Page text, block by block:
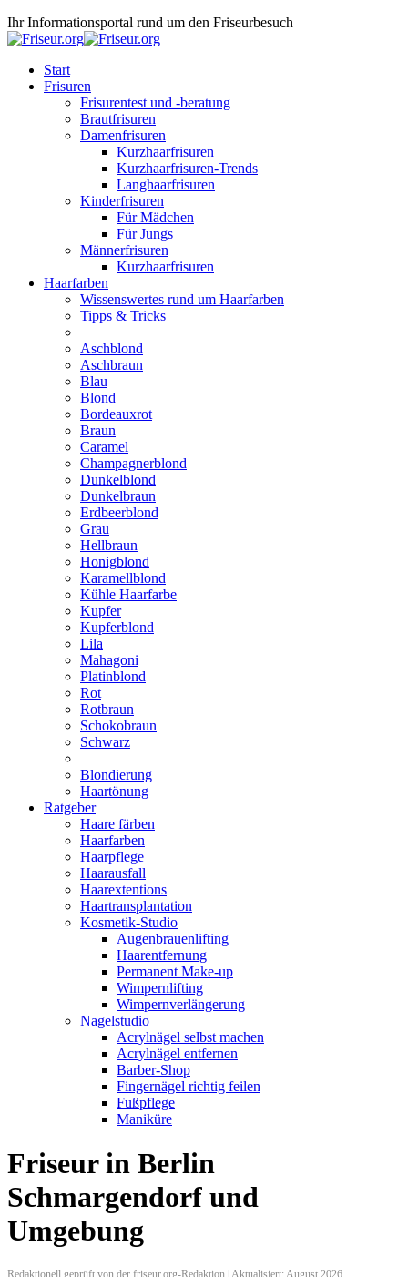
Ihr Informationsportal rund um den Friseurbesuch
Start
Frisuren
Frisurentest und -beratung
Brautfrisuren
Damenfrisuren
Kurzhaarfrisuren
Kurzhaarfrisuren-Trends
Langhaarfrisuren
Kinderfrisuren
Für Mädchen
Für Jungs
Männerfrisuren
Kurzhaarfrisuren
Haarfarben
Wissenswertes rund um Haarfarben
Tipps & Tricks
Aschblond
Aschbraun
Blau
Blond
Bordeauxrot
Braun
Caramel
Champagnerblond
Dunkelblond
Dunkelbraun
Erdbeerblond
Grau
Hellbraun
Honigblond
Karamellblond
Kühle Haarfarbe
Kupfer
Kupferblond
Lila
Mahagoni
Platinblond
Rot
Rotbraun
Schokobraun
Schwarz
Blondierung
Haartönung
Ratgeber
Haare färben
Haarfarben
Haarpflege
Haarausfall
Haarextentions
Haartransplantation
Kosmetik-Studio
Augenbrauenlifting
Haarentfernung
Permanent Make-up
Wimpernlifting
Wimpernverlängerung
Nagelstudio
Acrylnägel selbst machen
Acrylnägel entfernen
Barber-Shop
Fingernägel richtig feilen
Fußpflege
Maniküre
Friseur in Berlin
Schmargendorf und
Umgebung
Redaktionell geprüft von der friseur.org-Redaktion | Aktualisiert: August 2026